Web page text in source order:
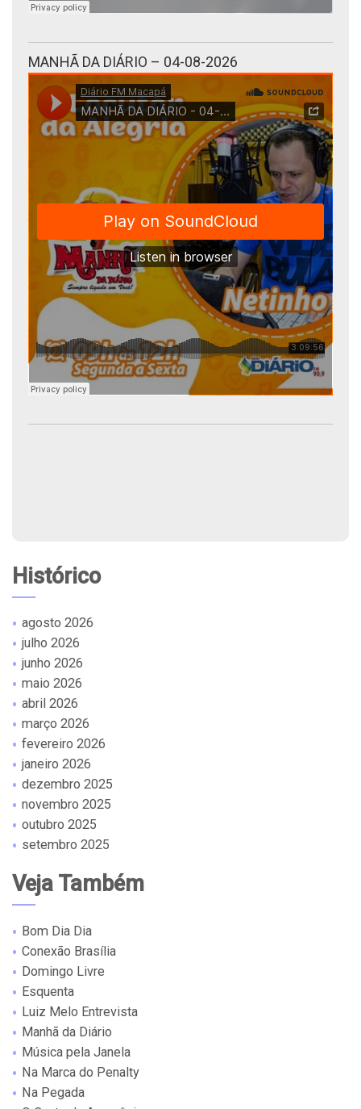
MANHÃ DA DIÁRIO – 04-08-2026
Histórico
agosto 2026
julho 2026
junho 2026
maio 2026
abril 2026
março 2026
fevereiro 2026
janeiro 2026
dezembro 2025
novembro 2025
outubro 2025
setembro 2025
Veja Também
Bom Dia Dia
Conexão Brasília
Domingo Livre
Esquenta
Luiz Melo Entrevista
Manhã da Diário
Música pela Janela
Na Marca do Penalty
Na Pegada